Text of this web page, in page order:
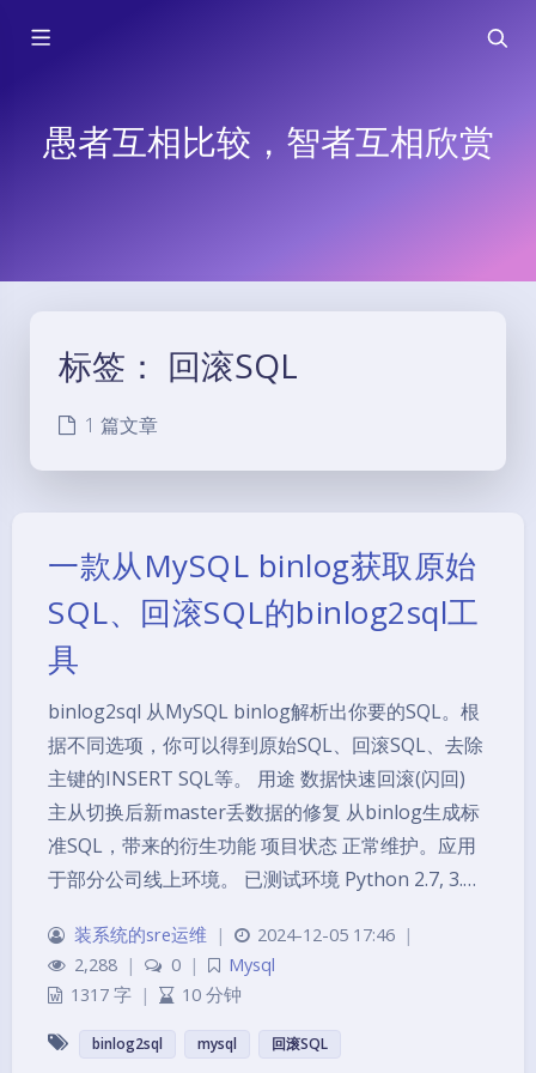
愚者互相比较，智者互相欣赏
标签： 回滚SQL
1 篇文章
一款从MySQL binlog获取原始
SQL、回滚SQL的binlog2sql工
具
binlog2sql 从MySQL binlog解析出你要的SQL。根
据不同选项，你可以得到原始SQL、回滚SQL、去除
主键的INSERT SQL等。 用途 数据快速回滚(闪回)
主从切换后新master丢数据的修复 从binlog生成标
准SQL，带来的衍生功能 项目状态 正常维护。应用
于部分公司线上环境。 已测试环境 Python 2.7, 3.…
装系统的sre运维 | 2024-12-05 17:46 |
2,288 | 0 |
Mysql
1317 字 | 10 分钟
binlog2sql mysql 回滚SQL